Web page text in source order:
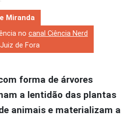
Miranda
no canal Ciência Nerd
de Fora
forma de árvores
a lentidão das plantas
animais e materializam a